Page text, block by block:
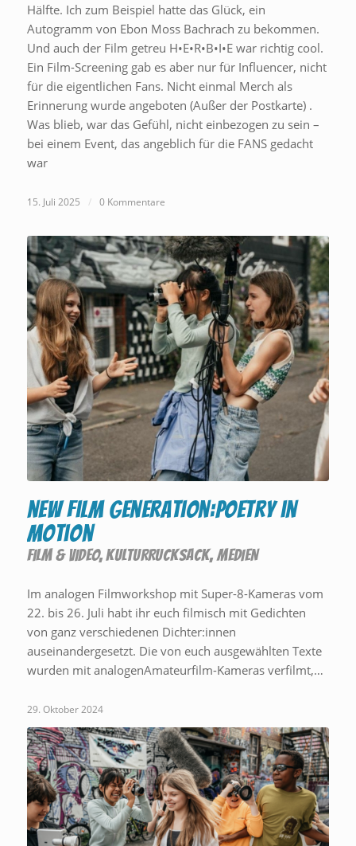
Hälfte. Ich zum Beispiel hatte das Glück, ein
Autogramm von Ebon Moss Bachrach zu bekommen.
Und auch der Film getreu H•E•R•B•I•E war richtig cool.
Ein Film-Screening gab es aber nur für Influencer, nicht
für die eigentlichen Fans. Nicht einmal Merch als
Erinnerung wurde angeboten (Außer der Postkarte) .
Was blieb, war das Gefühl, nicht einbezogen zu sein –
bei einem Event, das angeblich für die FANS gedacht
war
15. Juli 2025 / 0 Kommentare
new film generation:poetry in
motion
FILM & VIDEO,KULTURRUCKSACK,MEDIEN
Im analogen Filmworkshop mit Super-8-Kameras vom
22. bis 26. Juli habt ihr euch filmisch mit Gedichten
von ganz verschiedenen Dichter:innen
auseinandergesetzt. Die von euch ausgewählten Texte
wurden mit analogenAmateurfilm-Kameras verfilmt,…
29. Oktober 2024